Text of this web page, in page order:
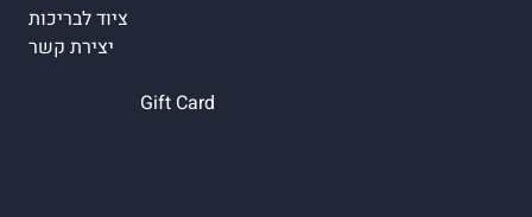
ציוד לבריכות
יצירת קשר
Gift Card